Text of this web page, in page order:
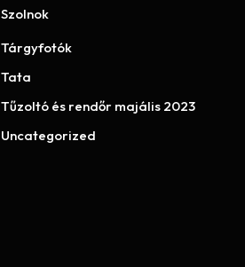
Szolnok
Tárgyfotók
Tata
Tűzoltó és rendőr majális 2023
Uncategorized